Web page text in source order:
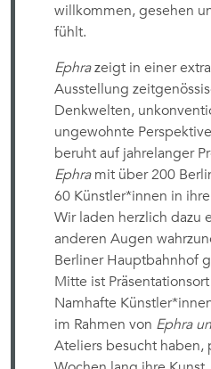
willkommen, gesehen
fühlt.
Ephrazeigt in einer
Ausstellung
Denkwelten,
ungewohnte
beruht auf jahrelanger
Ephramit über 200
60 Künstler*innen in
Wir laden herzlich dazu
anderen Augen
Berliner Hauptbahnhof
Mitte ist
Namhafte
im Rahmen von Ephra
Ateliers besucht haben,